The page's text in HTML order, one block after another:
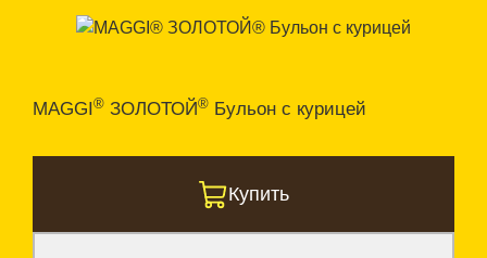
MAGGI® ЗОЛОТОЙ® Бульон с курицей
Купить